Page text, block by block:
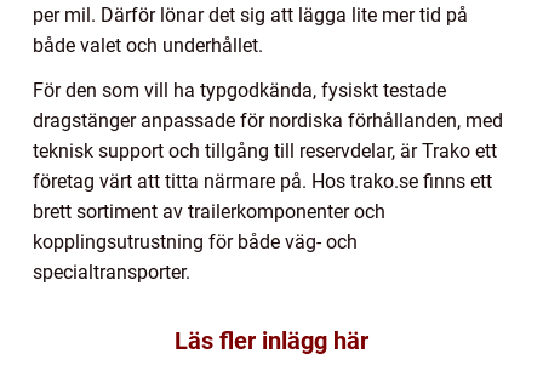
per mil. Därför lönar det sig att lägga lite mer tid på
både valet och underhållet.
För den som vill ha typgodkända, fysiskt testade
dragstänger anpassade för nordiska förhållanden, med
teknisk support och tillgång till reservdelar, är Trako ett
företag värt att titta närmare på. Hos trako.se finns ett
brett sortiment av trailerkomponenter och
kopplingsutrustning för både väg- och
specialtransporter.
Läs fler inlägg här